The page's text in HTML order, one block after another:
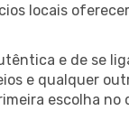
locais
e de se
e qualquer
escolha no